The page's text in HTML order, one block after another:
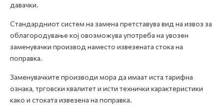
давачки.
Стандардниот систем на замена претставува вид на извоз за
облагородување кој овозможува употреба на увозен
заменувачки производ наместо извезената стока на
поправка.
Заменувачките производи мора да имаат иста тарифна
ознака, трговски квалитет и исти технички карактеристики
како и стоката извезена на поправка.